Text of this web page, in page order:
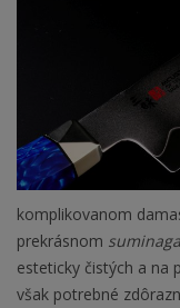
komplikovanom
prekrásnom
esteticky čistých a na
však potrebné